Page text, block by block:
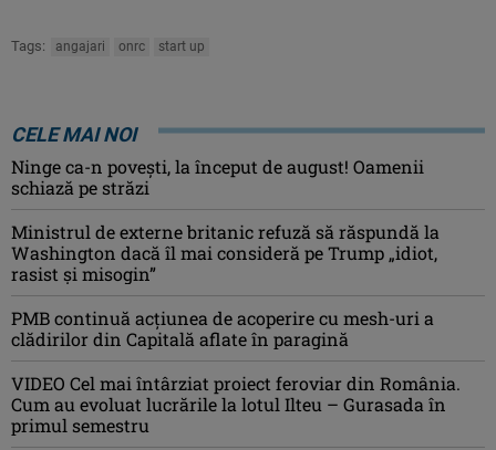
Tags: angajari onrc start up
CELE MAI NOI
Ninge ca-n povești, la început de august! Oamenii
schiază pe străzi
Ministrul de externe britanic refuză să răspundă la
Washington dacă îl mai consideră pe Trump „idiot,
rasist şi misogin”
PMB continuă acțiunea de acoperire cu mesh-uri a
clădirilor din Capitală aflate în paragină
VIDEO Cel mai întârziat proiect feroviar din România.
Cum au evoluat lucrările la lotul Ilteu – Gurasada în
primul semestru